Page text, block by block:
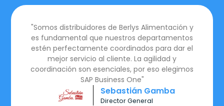
"Somos distribuidores de Berlys Alimentación y
es fundamental que nuestros departamentos
estén perfectamente coordinados para dar el
mejor servicio al cliente. La agilidad y
coordinación son esenciales, por eso elegimos
SAP Business One"
Sebastián Gamba
Director General